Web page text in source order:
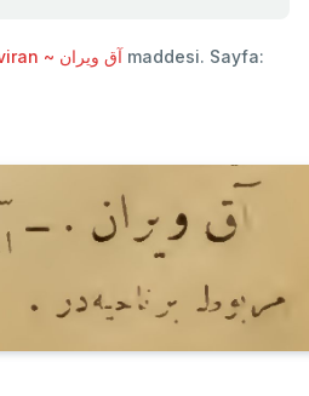
ak viran ~ آق ویران maddesi. Sayfa: